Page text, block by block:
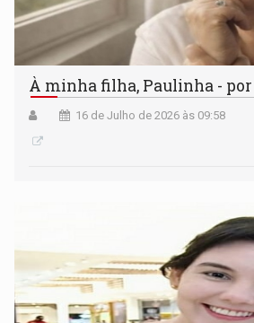
À minha filha, Paulinha -
16 de Julho de 2026 às 09:58